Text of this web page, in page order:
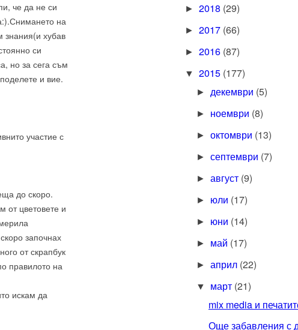
че да не си
на
знания(и хубав
си
но за сега съм
и вие.
участие с
до скоро.
от цветовете и
започнах
от скрапбук
правилото на
искам да
► 2018 (29)
► 2017 (66)
► 2016 (87)
▼ 2015 (177)
► декември (5)
► ноември (8)
►октомври (13)
►септември (7)
►август (9)
► юли (17)
► юни (14)
► май (17)
►април (22)
▼ март (21)
mix media и
Още забавления с